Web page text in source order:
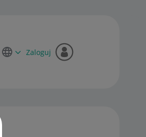
Zaloguj